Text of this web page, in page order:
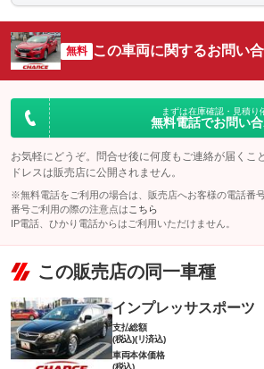
無料 この車両に関するお問い
まずは在庫確認・見積り
無料電話でお問い
お気軽にどうぞ。問合せ後に何度もご連絡が届くこ
ドレスは販売店に公開されません。
※無料電話をご利用の場合は、販売店へお客様の電話番
番号ご利用の際の注意点は こちら
IP電話、ひかり電話からはご利用いただけません。
この販売店の同一車種
インプレッサスポーツ
支払総額
(税込)(リ済込)
車両本体価格
(税込)